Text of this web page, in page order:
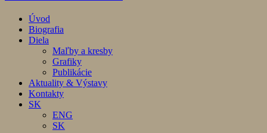
Úvod
Biografia
Diela
Maľby a kresby
Grafiky
Publikácie
Aktuality & Výstavy
Kontakty
SK
ENG
SK